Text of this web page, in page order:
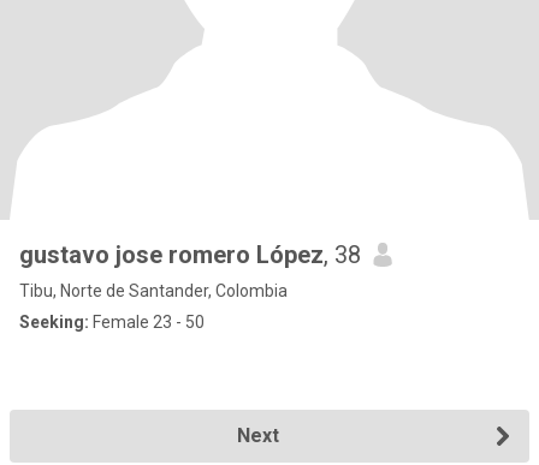
gustavo jose romero López, 38
Tibu, Norte de Santander, Colombia
Seeking: Female 23 - 50
Next